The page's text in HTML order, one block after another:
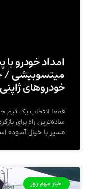
امداد خودرو با
میتسوبیشی /
خودروهای ژاپنی
قطعا انتخاب یک تیم
ساده‌ترین راه برای
مسیر با خیال آسوده
اخبار مهم روز